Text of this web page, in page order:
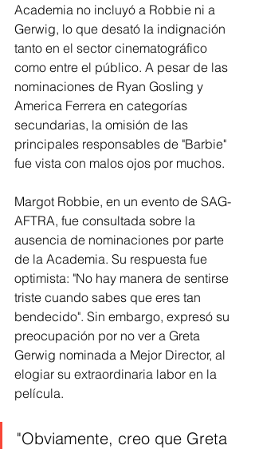
Academia no incluyó a Robbie ni a
Gerwig, lo que desató la indignación
tanto en el sector cinematográfico
como entre el público. A pesar de las
nominaciones de Ryan Gosling y
America Ferrera en categorías
secundarias, la omisión de las
principales responsables de "Barbie"
fue vista con malos ojos por muchos.
Margot Robbie, en un evento de SAG-
AFTRA, fue consultada sobre la
ausencia de nominaciones por parte
de la Academia. Su respuesta fue
optimista: "No hay manera de sentirse
triste cuando sabes que eres tan
bendecido". Sin embargo, expresó su
preocupación por no ver a Greta
Gerwig nominada a Mejor Director, al
elogiar su extraordinaria labor en la
película.
"Obviamente, creo que Greta